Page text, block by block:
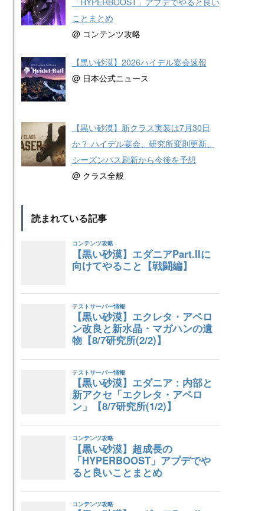
ことまとめ
@ コンテンツ攻略
【黒い砂漠】2026ハイデル宴会速報
@ 日本公式ニュース
【黒い砂漠】新クラス実装は7月30日
か？ ハイデル宴会、研究所変則更新、
シーズンパス刷新から今後を予想
@ クラス全般
読まれている記事